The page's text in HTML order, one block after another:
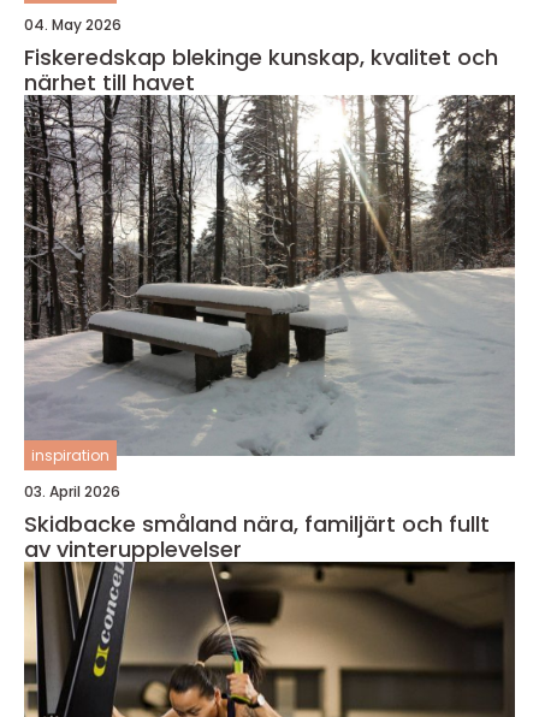
04. May 2026
Fiskeredskap blekinge kunskap, kvalitet och
närhet till havet
inspiration
03. April 2026
Skidbacke småland nära, familjärt och fullt
av vinterupplevelser